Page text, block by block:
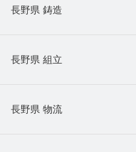
長野県 鋳造
長野県 組立
長野県 物流